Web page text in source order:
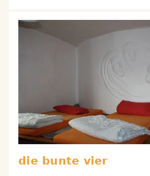
die bunte vier